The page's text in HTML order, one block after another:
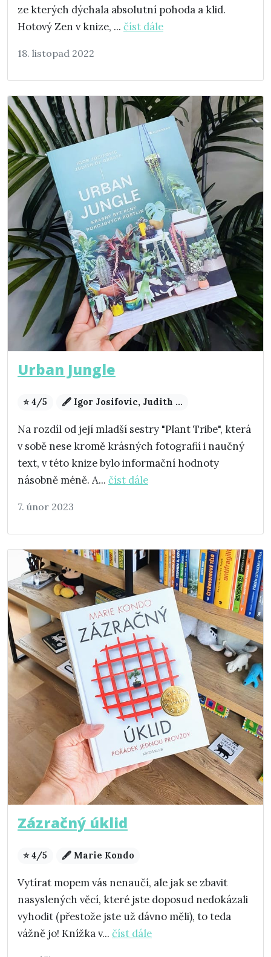
ze kterých dýchala absolutní pohoda a klid.
Hotový Zen v knize, ... číst dále
18. listopad 2022
Urban Jungle
⭐ 4/5 🖋️ Igor Josifovic, Judith ...
Na rozdíl od její mladší sestry "Plant Tribe", která
v sobě nese kromě krásných fotografií i naučný
text, v této knize bylo informační hodnoty
násobně méně. A... číst dále
7. únor 2023
Zázračný úklid
⭐ 4/5 🖋️ Marie Kondo
Vytírat mopem vás nenaučí, ale jak se zbavit
nasyslených věcí, které jste doposud nedokázali
vyhodit (přestože jste už dávno měli), to teda
vážně jo! Knížka v... číst dále